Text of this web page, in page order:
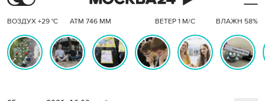
ВОЗДУХ +29 °C АТМ 746 ММ ВЕТЕР 1 М/С ВЛАЖН 58%